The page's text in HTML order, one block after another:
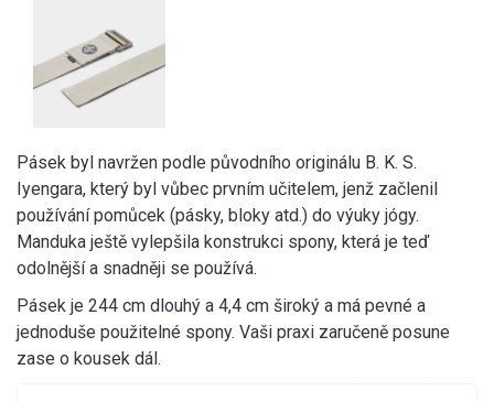
Pásek byl navržen podle původního originálu B. K. S.
Iyengara, který byl vůbec prvním učitelem, jenž začlenil
používání pomůcek (pásky, bloky atd.) do výuky jógy.
Manduka ještě vylepšila konstrukci spony, která je teď
odolnější a snadněji se používá.
Pásek je 244 cm dlouhý a 4,4 cm široký a má pevné a
jednoduše použitelné spony. Vaši praxi zaručeně posune
zase o kousek dál.